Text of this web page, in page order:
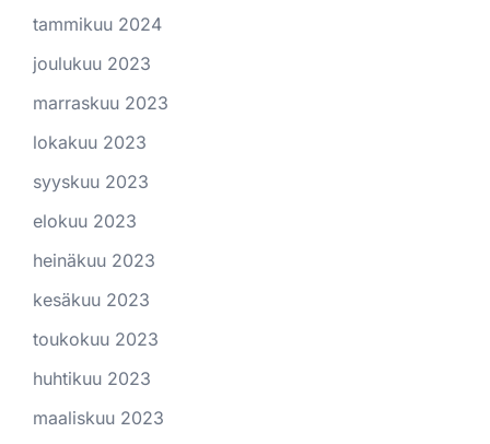
tammikuu 2024
joulukuu 2023
marraskuu 2023
lokakuu 2023
syyskuu 2023
elokuu 2023
heinäkuu 2023
kesäkuu 2023
toukokuu 2023
huhtikuu 2023
maaliskuu 2023